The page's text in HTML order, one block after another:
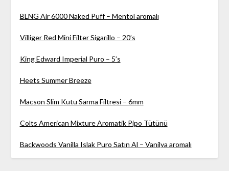
BLNG Air 6000 Naked Puff – Mentol aromalı
Villiger Red Mini Filter Sigarillo – 20’s
King Edward Imperial Puro – 5’s
Heets Summer Breeze
Macson Slim Kutu Sarma Filtresi – 6mm
Colts American Mixture Aromatik Pipo Tütünü
Backwoods Vanilla Islak Puro Satın Al – Vanilya aromalı